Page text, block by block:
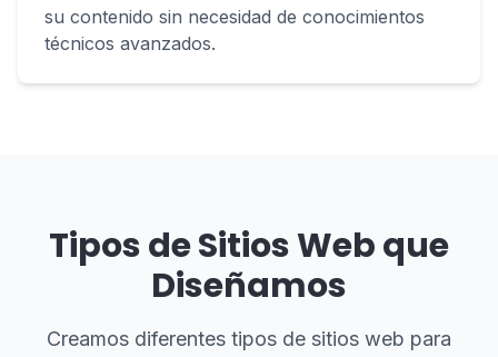
su contenido sin necesidad de conocimientos
técnicos avanzados.
Tipos de Sitios Web que
Diseñamos
Creamos diferentes tipos de sitios web para